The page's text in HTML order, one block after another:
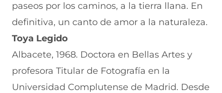
paseos por los caminos, a la tierra llana. En
definitiva, un canto de amor a la naturaleza.
Toya Legido
Albacete, 1968. Doctora en Bellas Artes y
profesora Titular de Fotografía en la
Universidad Complutense de Madrid. Desde